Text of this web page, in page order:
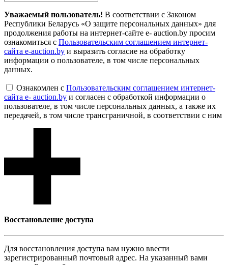
Уважаемый пользователь! В соответствии с Законом
Республики Беларусь «О защите персональных данных» для
продолжения работы на интернет-сайте e- auction.by просим
ознакомиться с Пользовательским соглашением интернет-
сайта e-auction.by и выразить согласие на обработку
информации о пользователе, в том числе персональных
данных.
Ознакомлен с Пользовательским соглашением интернет-
сайта e- auction.by и согласен с обработкой информации о
пользователе, в том числе персональных данных, а также их
передачей, в том числе трансграничной, в соответствии с ним
Восcтановление доступа
Для восcтановления доступа вам нужно ввести
зарегистрированный почтовый адрес. На указанный вами